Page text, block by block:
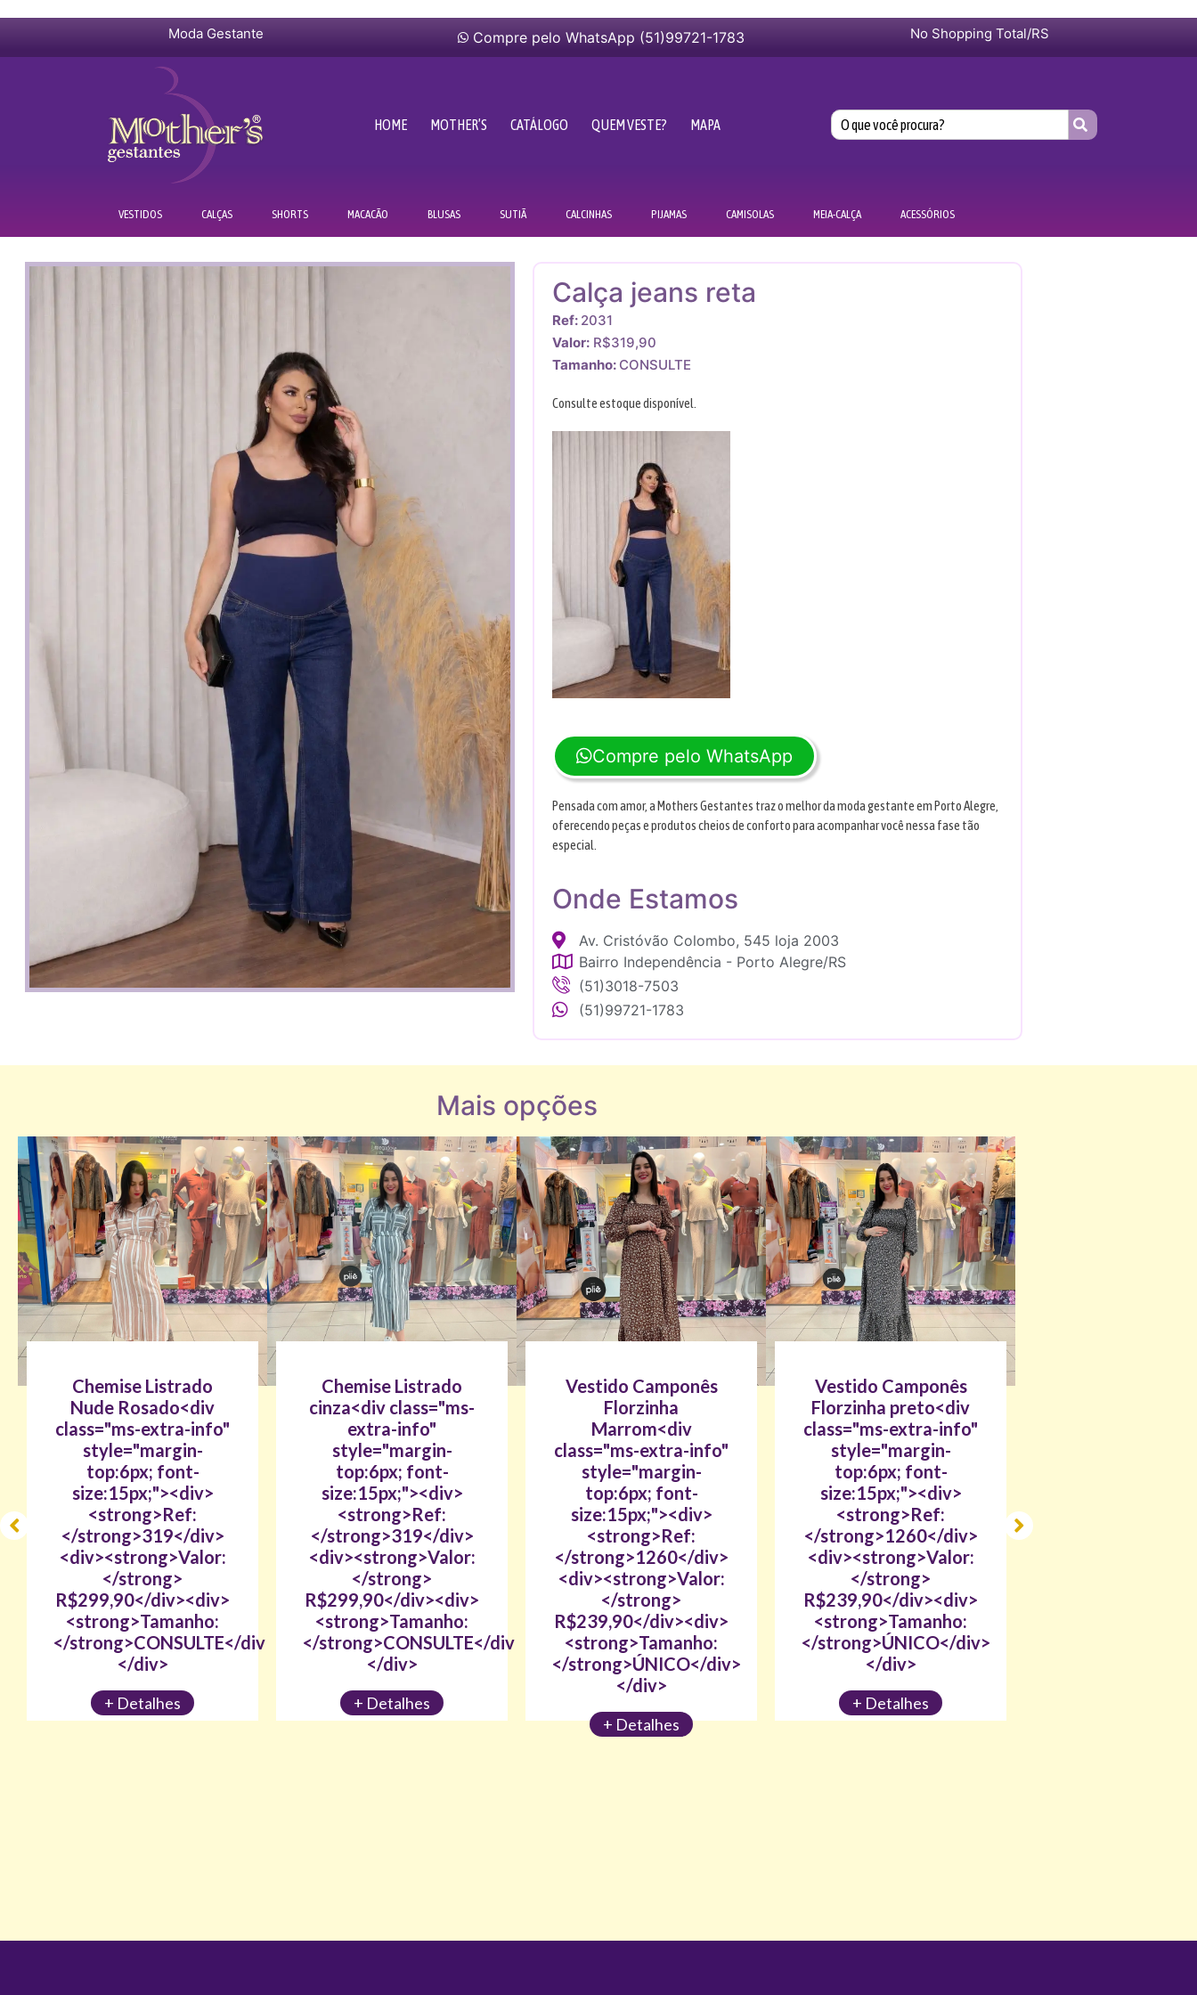
Moda Gestante Compre pelo WhatsApp (51)99721-1783 No Shopping Total/RS
HOME MOTHER’S CATÁLOGO QUEM VESTE? MAPA
VESTIDOS CALÇAS SHORTS MACACÃO BLUSAS SUTIÃ CALCINHAS PIJAMAS CAMISOLAS MEIA-CALÇA ACESSÓRIOS
Calça jeans reta
Ref: 2031
Valor: R$319,90
Tamanho: CONSULTE
Consulte estoque disponível.
Compre pelo WhatsApp
Pensada com amor, a Mothers Gestantes traz o melhor da moda gestante em Porto Alegre,
oferecendo peças e produtos cheios de conforto para acompanhar você nessa fase tão
especial.
Onde Estamos
Av. Cristóvão Colombo, 545 loja 2003
Bairro Independência - Porto Alegre/RS
(51)3018-7503
(51)99721-1783
Mais opções
Chemise Listrado
Nude Rosado<div
class="ms-extra-info"
style="margin-
top:6px; font-
size:15px;"><div>
<strong>Ref:
</strong>319</div>
<div><strong>Valor:
</strong>
R$299,90</div><div>
<strong>Tamanho:
</strong>CONSULTE</div>
</div>
+ Detalhes
Chemise Listrado
cinza<div class="ms-
extra-info"
style="margin-
top:6px; font-
size:15px;"><div>
<strong>Ref:
</strong>319</div>
<div><strong>Valor:
</strong>
R$299,90</div><div>
<strong>Tamanho:
</strong>CONSULTE</div>
</div>
+ Detalhes
Vestido Camponês
Florzinha
Marrom<div
class="ms-extra-info"
style="margin-
top:6px; font-
size:15px;"><div>
<strong>Ref:
</strong>1260</div>
<div><strong>Valor:
</strong>
R$239,90</div><div>
<strong>Tamanho:
</strong>ÚNICO</div>
</div>
+ Detalhes
Vestido Camponês
Florzinha preto<div
class="ms-extra-info"
style="margin-
top:6px; font-
size:15px;"><div>
<strong>Ref:
</strong>1260</div>
<div><strong>Valor:
</strong>
R$239,90</div><div>
<strong>Tamanho:
</strong>ÚNICO</div>
</div>
+ Detalhes